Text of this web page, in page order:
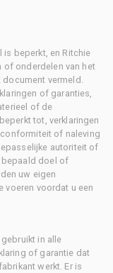
is beperkt, en Ritchie
of onderdelen van het
vermeld.
of garanties,
of de
tot, verklaringen
of naleving
autoriteit of
bepaald doel of
uw eigen
voeren voordat u een
in alle
of garantie dat
werkt. Er is